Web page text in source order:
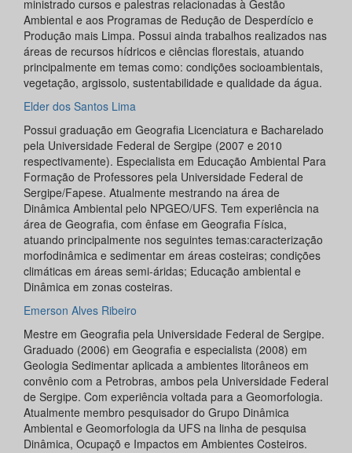
ministrado cursos e palestras relacionadas à Gestão
Ambiental e aos Programas de Redução de Desperdício e
Produção mais Limpa. Possui ainda trabalhos realizados nas
áreas de recursos hídricos e ciências florestais, atuando
principalmente em temas como: condições socioambientais,
vegetação, argissolo, sustentabilidade e qualidade da água.
Elder dos Santos Lima
Possui graduação em Geografia Licenciatura e Bacharelado
pela Universidade Federal de Sergipe (2007 e 2010
respectivamente). Especialista em Educação Ambiental Para
Formação de Professores pela Universidade Federal de
Sergipe/Fapese. Atualmente mestrando na área de
Dinâmica Ambiental pelo NPGEO/UFS. Tem experiência na
área de Geografia, com ênfase em Geografia Física,
atuando principalmente nos seguintes temas:caracterização
morfodinâmica e sedimentar em áreas costeiras; condições
climáticas em áreas semi-áridas; Educação ambiental e
Dinâmica em zonas costeiras.
Emerson Alves Ribeiro
Mestre em Geografia pela Universidade Federal de Sergipe.
Graduado (2006) em Geografia e especialista (2008) em
Geologia Sedimentar aplicada a ambientes litorâneos em
convênio com a Petrobras, ambos pela Universidade Federal
de Sergipe. Com experiência voltada para a Geomorfologia.
Atualmente membro pesquisador do Grupo Dinâmica
Ambiental e Geomorfologia da UFS na linha de pesquisa
Dinâmica, Ocupaçõ e Impactos em Ambientes Costeiros.